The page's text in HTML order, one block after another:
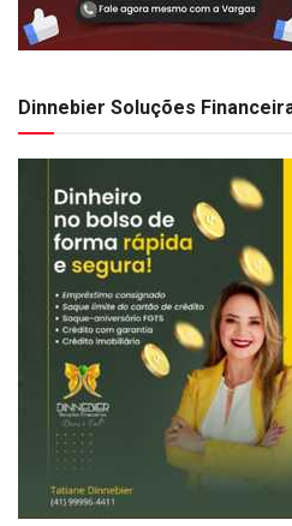
Dinnebier Soluções